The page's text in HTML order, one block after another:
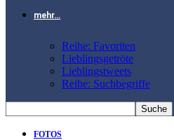
mehr…
Reihe: Favoriten
Lieblingsgetröte
Lieblingstweets
Reihe: Suchbegriffe
FOTOS